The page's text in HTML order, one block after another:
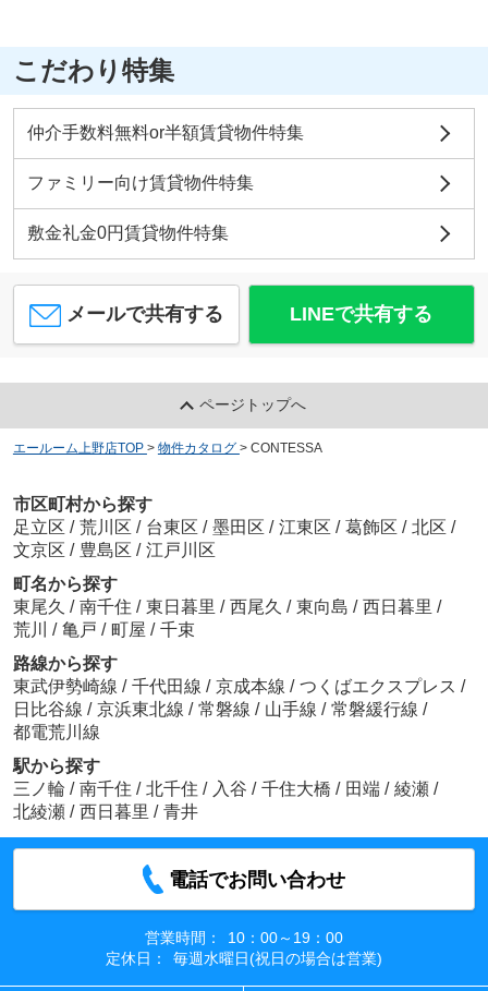
こだわり特集
仲介手数料無料or半額賃貸物件特集
ファミリー向け賃貸物件特集
敷金礼金0円賃貸物件特集
メールで共有する LINEで共有する
ページトップへ
エールーム上野店TOP > 物件カタログ > CONTESSA
市区町村から探す
足立区 / 荒川区 / 台東区 / 墨田区 / 江東区 / 葛飾区 / 北区 /
文京区 / 豊島区 / 江戸川区
町名から探す
東尾久 / 南千住 / 東日暮里 / 西尾久 / 東向島 / 西日暮里 /
荒川 / 亀戸 / 町屋 / 千束
路線から探す
東武伊勢崎線 / 千代田線 / 京成本線 / つくばエクスプレス /
日比谷線 / 京浜東北線 / 常磐線 / 山手線 / 常磐緩行線 /
都電荒川線
駅から探す
三ノ輪 / 南千住 / 北千住 / 入谷 / 千住大橋 / 田端 / 綾瀬 /
北綾瀬 / 西日暮里 / 青井
電話でお問い合わせ
営業時間：
10：00～19：00
定休日：
毎週水曜日(祝日の場合は営業)